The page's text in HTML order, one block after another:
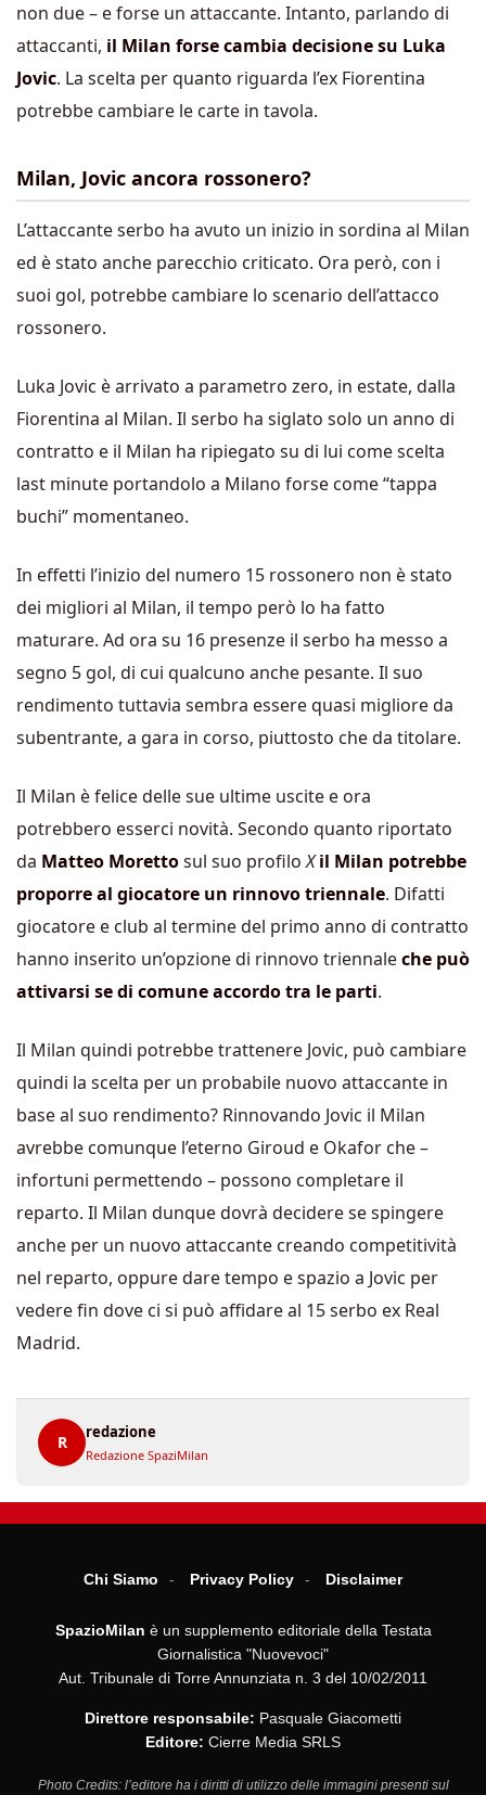
non due – e forse un attaccante. Intanto, parlando di
attaccanti, il Milan forse cambia decisione su Luka
Jovic. La scelta per quanto riguarda l’ex Fiorentina
potrebbe cambiare le carte in tavola.
Milan, Jovic ancora rossonero?
L’attaccante serbo ha avuto un inizio in sordina al Milan
ed è stato anche parecchio criticato. Ora però, con i
suoi gol, potrebbe cambiare lo scenario dell’attacco
rossonero.
Luka Jovic è arrivato a parametro zero, in estate, dalla
Fiorentina al Milan. Il serbo ha siglato solo un anno di
contratto e il Milan ha ripiegato su di lui come scelta
last minute portandolo a Milano forse come “tappa
buchi” momentaneo.
In effetti l’inizio del numero 15 rossonero non è stato
dei migliori al Milan, il tempo però lo ha fatto
maturare. Ad ora su 16 presenze il serbo ha messo a
segno 5 gol, di cui qualcuno anche pesante. Il suo
rendimento tuttavia sembra essere quasi migliore da
subentrante, a gara in corso, piuttosto che da titolare.
Il Milan è felice delle sue ultime uscite e ora
potrebbero esserci novità. Secondo quanto riportato
da Matteo Morettosul suo profiloX il Milan potrebbe
proporre al giocatore un rinnovo triennale. Difatti
giocatore e club al termine del primo anno di contratto
hanno inserito un’opzione di rinnovo triennaleche può
attivarsi se di comune accordo tra le parti.
Il Milan quindi potrebbe trattenere Jovic, può cambiare
quindi la scelta per un probabile nuovo attaccante in
base al suo rendimento? Rinnovando Jovic il Milan
avrebbe comunque l’eterno Giroud e Okafor che –
infortuni permettendo – possono completare il
reparto. Il Milan dunque dovrà decidere se spingere
anche per un nuovo attaccante creando competitività
nel reparto, oppure dare tempo e spazio a Jovic per
vedere fin dove ci si può affidare al 15 serbo ex Real
Madrid.
R
redazione
Redazione SpaziMilan
Chi Siamo Privacy Policy Disclaimer
SpazioMilan è un supplemento editoriale della Testata
Giornalistica "Nuovevoci"
Aut. Tribunale di Torre Annunziata n. 3 del 10/02/2011
Direttore responsabile: Pasquale Giacometti
Editore: Cierre Media SRLS
Photo Credits: l’editore ha i diritti di utilizzo delle immagini presenti sul